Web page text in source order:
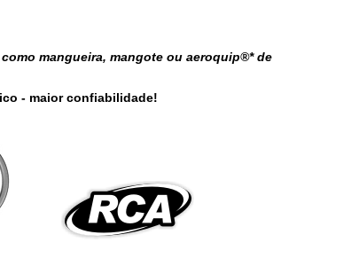
mangueira, mangote ou aeroquip®* de
- maior confiabilidade!